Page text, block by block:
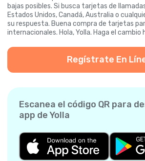
bajas posibles. Si busca tarjetas de
Estados Unidos, Canadá, Australia o
su respuesta. Buena compra de tarjetas
internacionales. Hola, Yolla. Haga el cambio
Regístrate En
Escanea el código QR para
app de Yolla